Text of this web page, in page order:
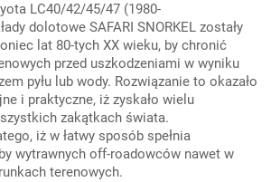
LC40/42/45/47 (1980-
dolotowe SAFARI SNORKEL zostały
lat 80-tych XX wieku, by chronić
przed uszkodzeniami w wyniku
pyłu lub wody. Rozwiązanie to okazało
i praktyczne, iż zyskało wielu
zakątkach świata.
iż w łatwy sposób spełnia
wytrawnych off-roadowców nawet w
terenowych.